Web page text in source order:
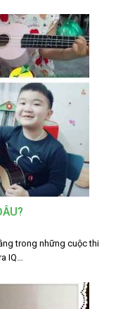
trong những cuộc thi
IQ…